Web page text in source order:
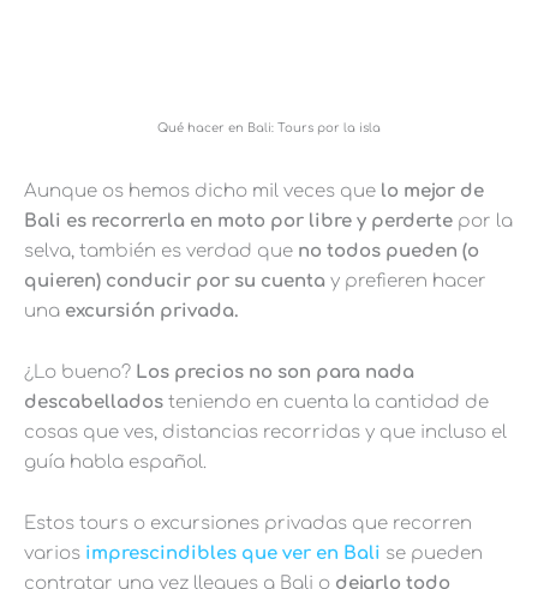
Qué hacer en Bali: Tours por la isla
Aunque os hemos dicho mil veces que lo mejor de
Bali es recorrerla en moto por libre y perderte por la
selva, también es verdad que no todos pueden (o
quieren) conducir por su cuenta y prefieren hacer
una excursión privada.
¿Lo bueno? Los precios no son para nada
descabellados teniendo en cuenta la cantidad de
cosas que ves, distancias recorridas y que incluso el
guía habla español.
Estos tours o excursiones privadas que recorren
varios imprescindibles que ver en Bali se pueden
contratar una vez llegues a Bali o dejarlo todo